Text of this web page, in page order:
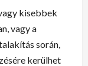
kisebbek
vagy a
során,
kerülhet